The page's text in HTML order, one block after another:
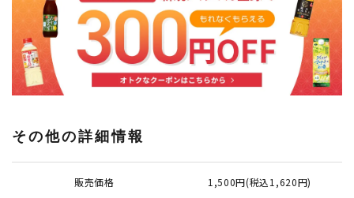
その他の詳細情報
販売価格 1,500円(税込1,620円)